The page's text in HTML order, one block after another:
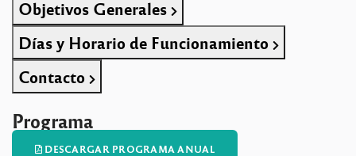
Objetivos Generales
Días y Horario de Funcionamiento
Contacto
Programa
DESCARGAR PROGRAMA ANUAL